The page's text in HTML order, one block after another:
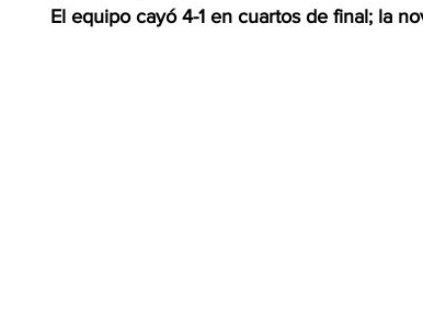
El equipo cayó 4-1 en cuartos de final; la